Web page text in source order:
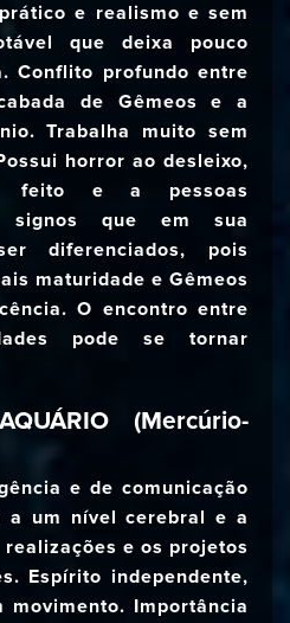
e realismo e sem
que deixa pouco
Conflito profundo entre
de Gêmeos e a
Trabalha muito sem
horror ao desleixo,
feito e a pessoas
signos que em sua
diferenciados, pois
maturidade e Gêmeos
O encontro entre
pode se tornar
(Mercúrio-
e de comunicação
a um nível cerebral e a
e os projetos
Espírito independente,
Importância